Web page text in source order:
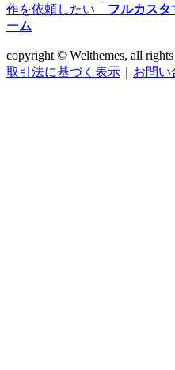
作を依頼したい フルカスタ
ーム
copyright © Welthemes, all
取引法に基づく表示
お問い